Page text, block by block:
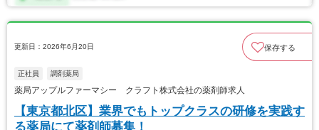
更新日：2026年6月20日 保存する
正社員 調剤薬局
薬局アップルファーマシー クラフト株式会社の薬剤師求人
【東京都北区】業界でもトップクラスの研修を実践す
る薬局にて薬剤師募集！